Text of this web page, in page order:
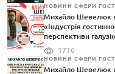
НОВИНИ СФЕРИ
Михайло Шевелюк
«Індустрія
перспективи галузі»
1716
НОВИНИ СФЕРИ
Михайло Шевелюк